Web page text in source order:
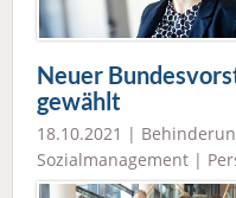
Neuer
gewählt
18.10.2021 |
Sozialmanagement |